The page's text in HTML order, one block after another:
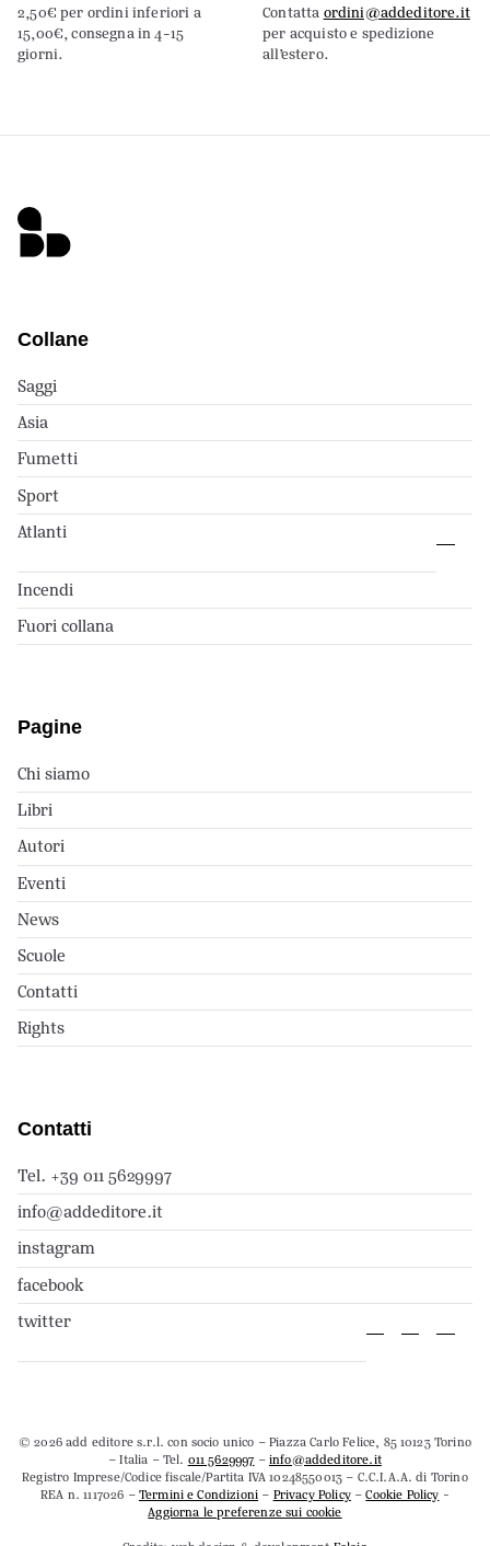
2,50€ per ordini inferiori a
15,00€, consegna in 4-15
giorni.
Contatta ordini@addeditore.it
per acquisto e spedizione
all’estero.
Collane
Saggi
Asia
Fumetti
Sport
Atlanti
Incendi
Fuori collana
Pagine
Chi siamo
Libri
Autori
Eventi
News
Scuole
Contatti
Rights
Contatti
Tel. +39 011 5629997
info@addeditore.it
instagram
facebook
twitter
© 2026 add editore s.r.l. con socio unico – Piazza Carlo Felice, 85 10123 Torino
– Italia – Tel. 011 5629997 –info@addeditore.it
Registro Imprese/Codice fiscale/Partita IVA 10248550013 – C.C.I.A.A. di Torino
REA n. 1117026 –Termini e Condizioni – Privacy Policy–Cookie Policy -
Aggiorna le preferenze sui cookie